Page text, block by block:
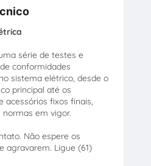
série de testes e
conformidades
sistema elétrico, desde o
principal até os
acessórios fixos finais,
em vigor.
Não espere os
agravarem. Ligue (61)